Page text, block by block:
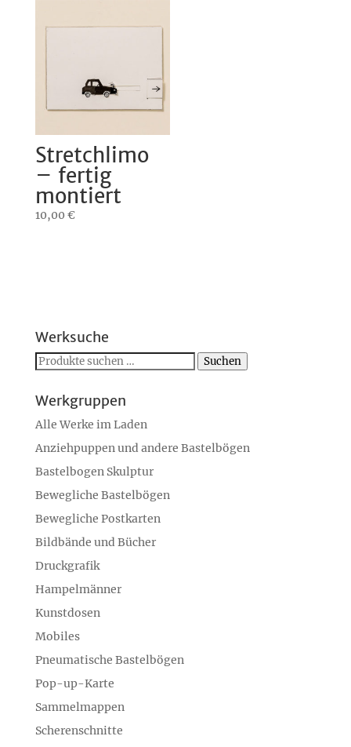
Stretchlimo
– fertig
montiert
10,00 €
Werksuche
Suchen
Suchen
Werkgruppen
Alle Werke im Laden
Anziehpuppen und andere Bastelbögen
Bastelbogen Skulptur
Bewegliche Bastelbögen
Bewegliche Postkarten
Bildbände und Bücher
Druckgrafik
Hampelmänner
Kunstdosen
Mobiles
Pneumatische Bastelbögen
Pop-up-Karte
Sammelmappen
Scherenschnitte